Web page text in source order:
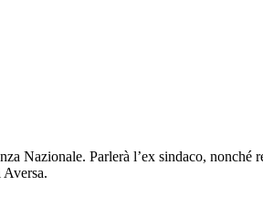
Nazionale. Parlerà l’ex sindaco, nonché